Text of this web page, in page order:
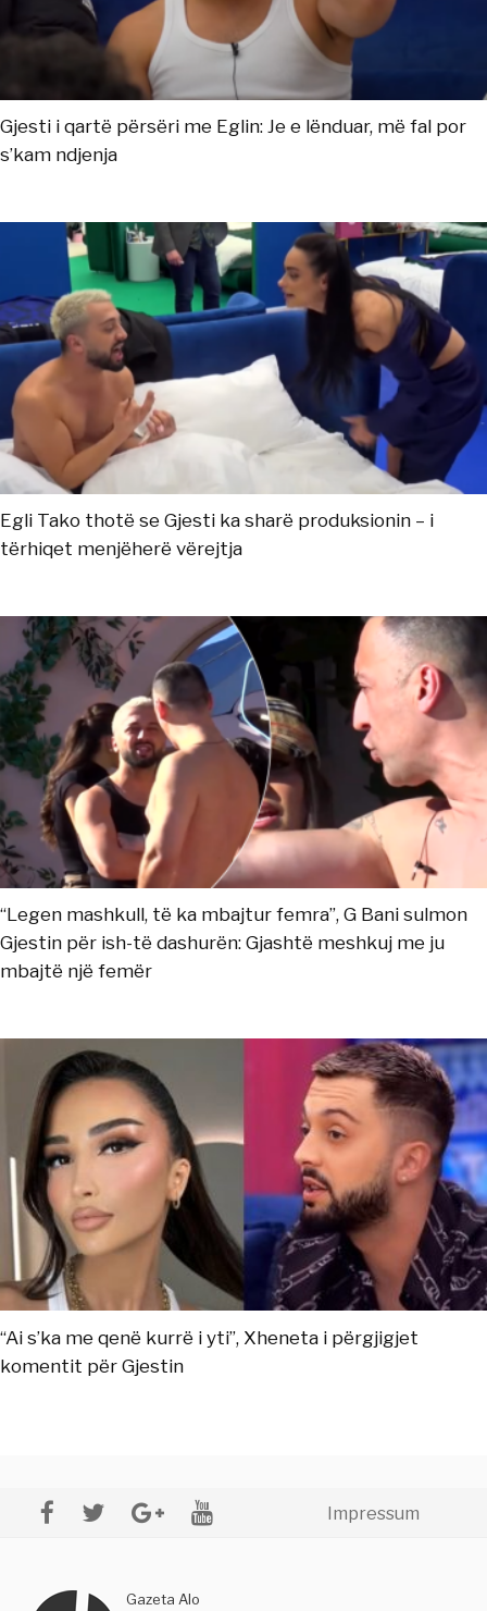
Gjesti i qartë përsëri me Eglin: Je e lënduar, më fal por
s’kam ndjenja
Egli Tako thotë se Gjesti ka sharë produksionin – i
tërhiqet menjëherë vërejtja
“Legen mashkull, të ka mbajtur femra”, G Bani sulmon
Gjestin për ish-të dashurën: Gjashtë meshkuj me ju
mbajtë një femër
“Ai s’ka me qenë kurrë i yti”, Xheneta i përgjigjet
komentit për Gjestin
Impressum
Gazeta Alo